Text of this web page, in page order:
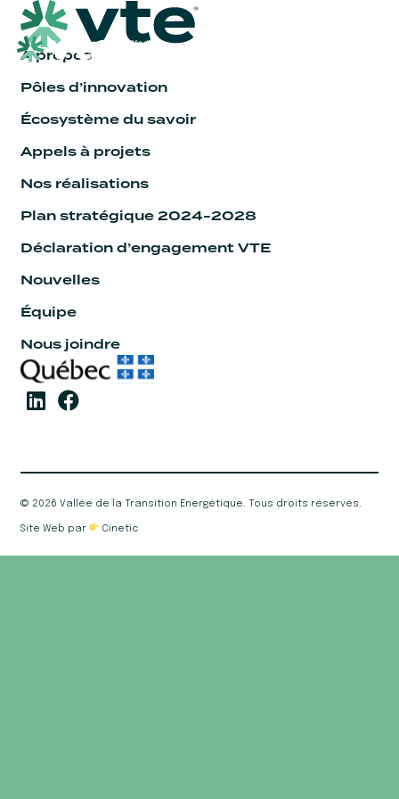
À propos
Pôles d’innovation
Écosystème du savoir
Appels à projets
Nos réalisations
Plan stratégique 2024-2028
Déclaration d’engagement VTE
Nouvelles
Équipe
Nous joindre
© 2026 Vallée de la Transition Énergétique. Tous droits réservés.
Site Web par Cinetic